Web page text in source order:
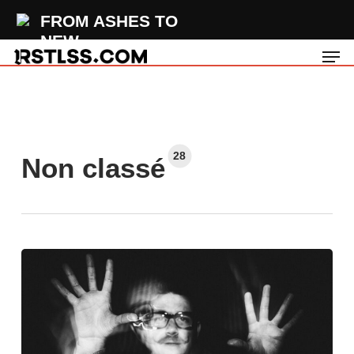
FROM ASHES TO
NEW
Armageddon
main
Non classé 28